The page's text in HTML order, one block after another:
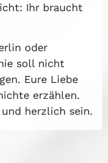
Ihr braucht
oder
soll nicht
Eure Liebe
erzählen.
herzlich sein.